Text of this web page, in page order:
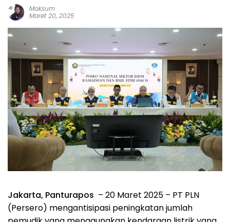
Maksum
Maret 20, 2025
Jakarta, Panturapos – 20 Maret 2025 – PT PLN
(Persero) mengantisipasi peningkatan jumlah